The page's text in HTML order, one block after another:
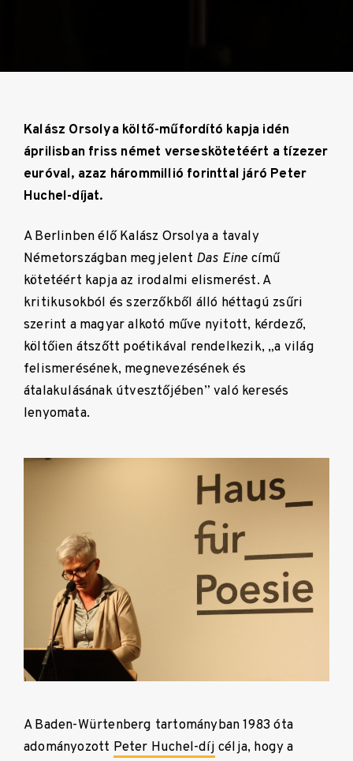
Kalász Orsolya költő-műfordító kapja idén
áprilisban friss német verseskötetéért a tízezer
euróval, azaz hárommillió forinttal járó Peter
Huchel-díjat.
A Berlinben élő Kalász Orsolya a tavaly
Németországban megjelent Das Eine című
kötetéért kapja az irodalmi elismerést. A
kritikusokból és szerzőkből álló héttagú zsűri
szerint a magyar alkotó műve nyitott, kérdező,
költőien átszőtt poétikával rendelkezik, „a világ
felismerésének, megnevezésének és
átalakulásának útvesztőjében” való keresés
lenyomata.
A Baden-Würtenberg tartományban 1983 óta
adományozott Peter Huchel-díj célja, hogy a